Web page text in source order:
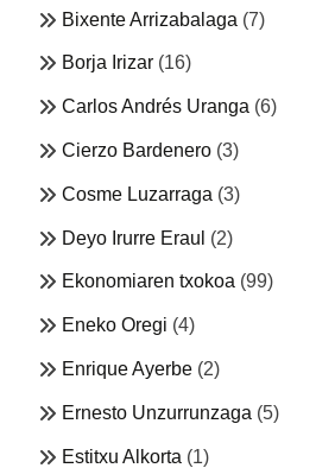
Bixente Arrizabalaga (7)
Borja Irizar (16)
Carlos Andrés Uranga (6)
Cierzo Bardenero (3)
Cosme Luzarraga (3)
Deyo Irurre Eraul (2)
Ekonomiaren txokoa (99)
Eneko Oregi (4)
Enrique Ayerbe (2)
Ernesto Unzurrunzaga (5)
Estitxu Alkorta (1)